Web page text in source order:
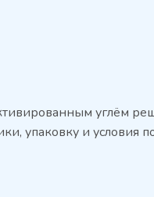
углём
упаковку и условия